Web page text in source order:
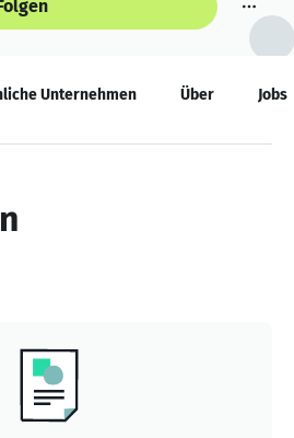
Unternehmen Über Jobs